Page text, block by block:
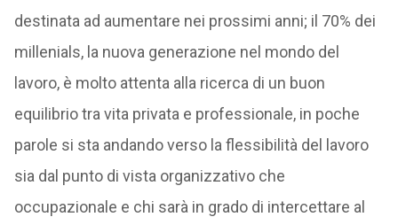
destinata ad aumentare nei prossimi anni; il 70% dei
millenials, la nuova generazione nel mondo del
lavoro, è molto attenta alla ricerca di un buon
equilibrio tra vita privata e professionale, in poche
parole si sta andando verso la flessibilità del lavoro
sia dal punto di vista organizzativo che
occupazionale e chi sarà in grado di intercettare al